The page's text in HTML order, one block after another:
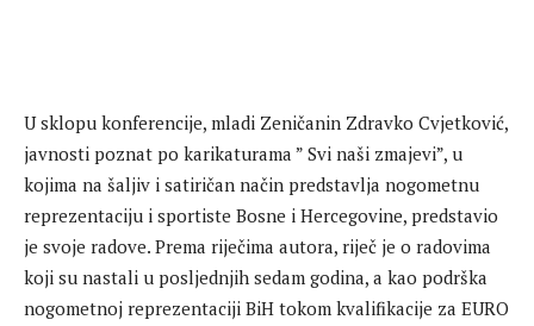
U sklopu konferencije, mladi Zeničanin Zdravko Cvjetković,
javnosti poznat po karikaturama ” Svi naši zmajevi”, u
kojima na šaljiv i satiričan način predstavlja nogometnu
reprezentaciju i sportiste Bosne i Hercegovine, predstavio
je svoje radove. Prema riječima autora, riječ je o radovima
koji su nastali u posljednjih sedam godina, a kao podrška
nogometnoj reprezentaciji BiH tokom kvalifikacije za EURO